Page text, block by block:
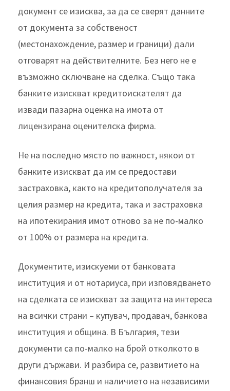
документ се изисква, за да се сверят данните
от документа за собственост
(местонахождение, размер и граници) дали
отговарят на действителните. Без него не е
възможно сключване на сделка. Също така
банките изискват кредитоискателят да
извади пазарна оценка на имота от
лицензирана оценителска фирма.
Не на последно място по важност, някои от
банките изискват да им се предостави
застраховка, както на кредитополучателя за
целия размер на кредита, така и застраховка
на ипотекирания имот отново за не по-малко
от 100% от размера на кредита.
Документите, изискуеми от банковата
институция и от нотариуса, при изповядването
на сделката се изискват за защита на интереса
на всички страни – купувач, продавач, банкова
институция и община. В България, тези
документи са по-малко на брой отколкото в
други държави. И разбира се, развитието на
финансовия бранш и наличието на независими